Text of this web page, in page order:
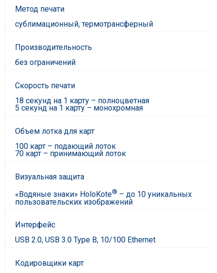
Метод печати
сублимационный, термотрансферный
Производительность
без ограничений
Скорость печати
18 секунд на 1 карту – полноцветная
5 секунд на 1 карту – монохромная
Объем лотка для карт
100 карт – подающий лоток
70 карт – принимающий лоток
Визуальная защита
«Водяные знаки» HoloKote® – до 10 уникальных
пользовательских изображений
Интерфейс
USB 2.0, USB 3.0 Type B, 10/100 Ethernet
Кодировщики карт